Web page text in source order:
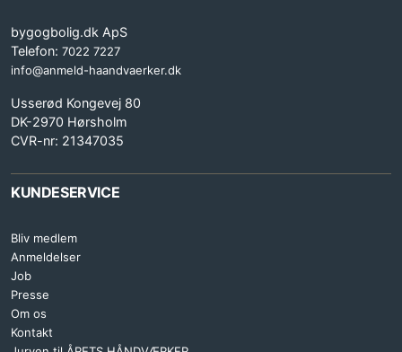
bygogbolig.dk ApS
Telefon: 7022 7227
info@anmeld-haandvaerker.dk
Usserød Kongevej 80
DK-2970 Hørsholm
CVR-nr: 21347035
KUNDESERVICE
Bliv medlem
Anmeldelser
Job
Presse
Om os
Kontakt